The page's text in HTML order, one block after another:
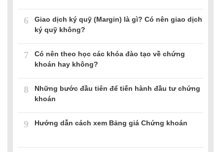
6
Giao dịch ký quỹ (Margin) là gì? Có nên giao dịch
ký quỹ không?
7
Có nên theo học các khóa đào tạo về chứng
khoán hay không?
8
Những bước đầu tiên để tiến hành đầu tư chứng
khoán
9 Hướng dẫn cách xem Bảng giá Chứng khoán